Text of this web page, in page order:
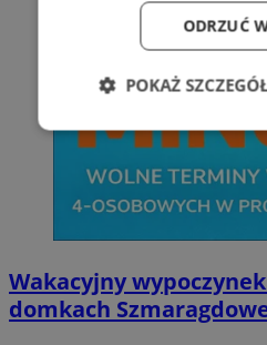
Wakacyjny
domkach
ODRZUĆ
POKAŻ
Niezbędne